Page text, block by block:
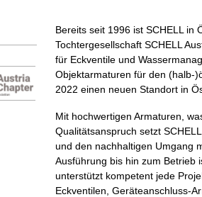
Bereits seit 1996 ist SCHELL in
Tochtergesellschaft SCHELL
für Eckventile und
Objektarmaturen für den (halb-
2022 einen neuen Standort in
Mit hochwertigen Armaturen,
Qualitätsanspruch setzt
und den nachhaltigen Umgang
Ausführung bis hin zum Betrieb
unterstützt kompetent jede
Eckventilen, Geräteanschluss-